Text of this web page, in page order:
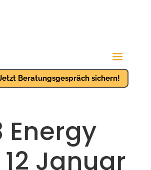
Beratungsgespräch sichern!
Energy
Januar